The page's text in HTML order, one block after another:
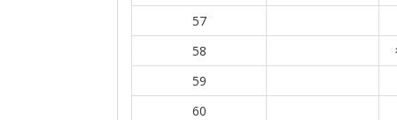
57
58
59
60